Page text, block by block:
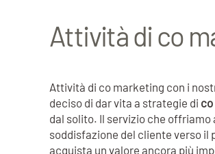
Attività di co
Attività di co marketing con i
deciso di dar vita a strategie di
dal solito. Il servizio che
soddisfazione del cliente verso il
acquista un valore ancora più